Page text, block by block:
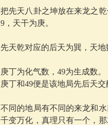
把先天八卦之坤放在来龙之
9，天干为庚。
先天乾对应的后天为巽，天地
庚丁为化气数， 49为生成数。
庚丁和49便是该地局先后天
不同的地局有不同的来龙和
千变万化，真理只有一个，